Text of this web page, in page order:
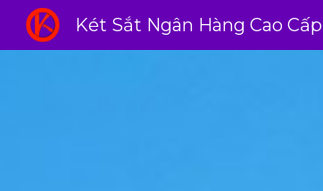
Két Sắt Ngân Hàng Cao Cấp